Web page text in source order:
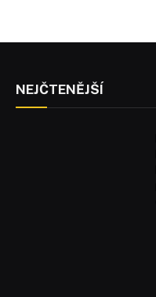
NEJČTENĚJŠÍ